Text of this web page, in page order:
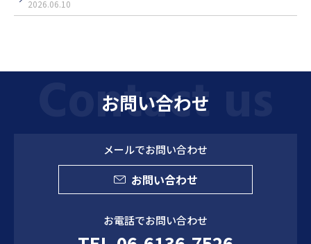
2026.06.10
お問い合わせ
メールでお問い合わせ
お問い合わせ
お電話でお問い合わせ